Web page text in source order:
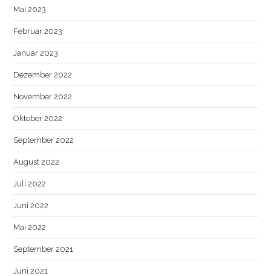
Mai 2023
Februar 2023
Januar 2023
Dezember 2022
November 2022
Oktober 2022
September 2022
August 2022
Juli 2022
Juni 2022
Mai 2022
September 2021
Juni 2021